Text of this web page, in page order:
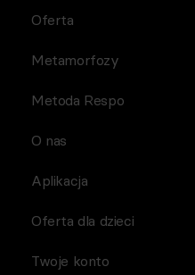
Oferta
Metamorfozy
Metoda Respo
O nas
Aplikacja
Oferta dla dzieci
Twoje konto